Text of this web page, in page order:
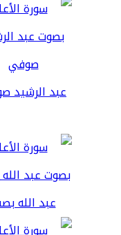
عبد الرشيد
عبد الله